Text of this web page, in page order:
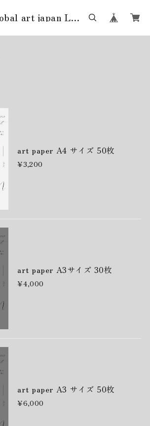
Ame global art japan LLC
art paper A4 サイズ 50枚
¥3,200
art paper A3サイズ 30枚
¥4,000
art paper A3 サイズ 50枚
¥6,000